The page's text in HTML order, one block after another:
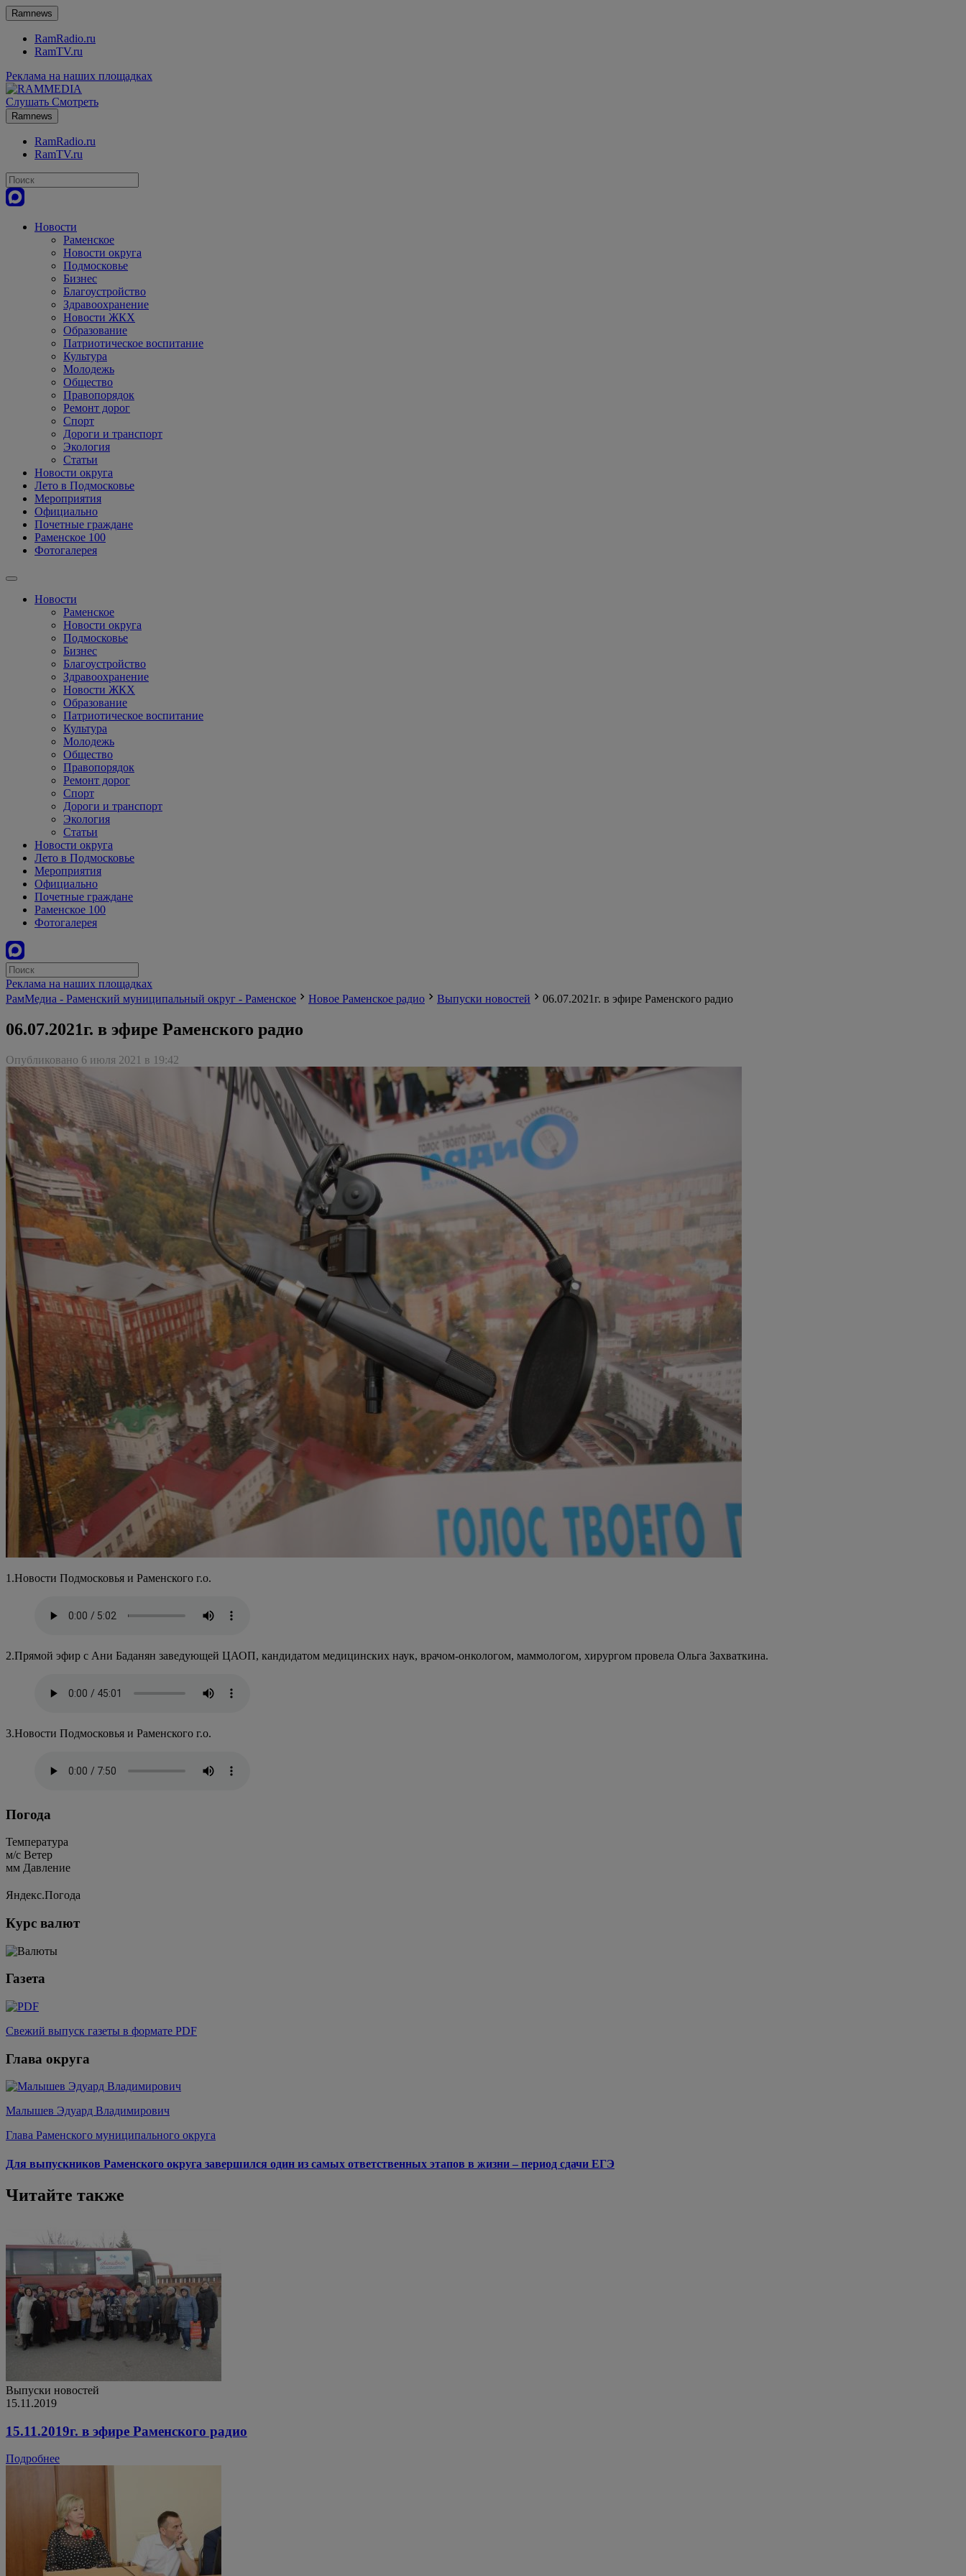
Ramnews
RamRadio.ru
RamTV.ru
Реклама на наших площадках
Слушать Смотреть
Ramnews
RamRadio.ru
RamTV.ru
Новости
Раменское
Новости округа
Подмосковье
Бизнес
Благоустройство
Здравоохранение
Новости ЖКХ
Образование
Патриотическое воспитание
Культура
Молодежь
Общество
Правопорядок
Ремонт дорог
Спорт
Дороги и транспорт
Экология
Статьи
Новости округа
Лето в Подмосковье
Мероприятия
Официально
Почетные граждане
Раменское 100
Фотогалерея
Новости
Раменское
Новости округа
Подмосковье
Бизнес
Благоустройство
Здравоохранение
Новости ЖКХ
Образование
Патриотическое воспитание
Культура
Молодежь
Общество
Правопорядок
Ремонт дорог
Спорт
Дороги и транспорт
Экология
Статьи
Новости округа
Лето в Подмосковье
Мероприятия
Официально
Почетные граждане
Раменское 100
Фотогалерея
Реклама на наших площадках
РамМедиа - Раменский муниципальный округ - Раменское
Новое Раменское радио Выпуски новостей 06.07.2021г. в эфире Раменского радио
06.07.2021г. в эфире Раменского радио
Опубликовано 6 июля 2021 в 19:42
1.Новости Подмосковья и Раменского г.о.
2.Прямой эфир с Ани Баданян заведующей ЦАОП, кандидатом медицинских наук, врачом-онкологом, маммологом, хирургом провела Ольга Захваткина.
3.Новости Подмосковья и Раменского г.о.
Погода
Температура
м/c Ветер
мм Давление
Яндекс.Погода
Курс валют
Газета
Свежий выпуск газеты в формате PDF
Глава округа
Малышев Эдуард Владимирович
Глава Раменского муниципального округа
Для выпускников Раменского округа завершился один из самых ответственных этапов в жизни – период сдачи ЕГЭ
Читайте также
Выпуски новостей
15.11.2019
15.11.2019г. в эфире Раменского радио
Подробнее